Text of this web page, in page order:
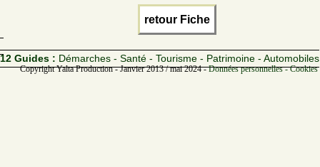
retour Fiche
12 Guides : Démarches - Santé - Tourisme - Patrimoine - Automobiles
Copyright Yalta Production - Janvier 2013 / mai 2024 -Données personnelles -